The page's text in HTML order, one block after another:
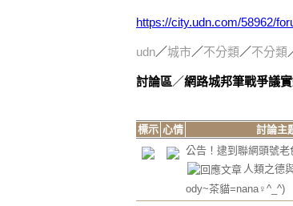
https://city.udn.com/58962/
udn／城市／不分類／不分類
討論區／網路城邦筆戰爭議
標示 心情 討論主
公告！逮到聯網頭號老
人類之德
ody~茶貓=nana♀^_^)